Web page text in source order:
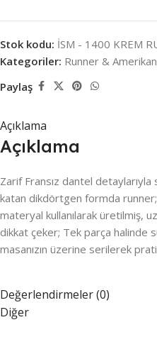
Stok kodu: İSM - 1400 KREM
Kategoriler: Runner &
Paylaş
Açıklama
Açıklama
Zarif Fransız dantel detaylarıyla
katan dikdörtgen formda
materyal kullanılarak üretilmiş,
dikkat çeker; Tek parça halinde
masanızın üzerine serilerek
Değerlendirmeler (0)
Diğer